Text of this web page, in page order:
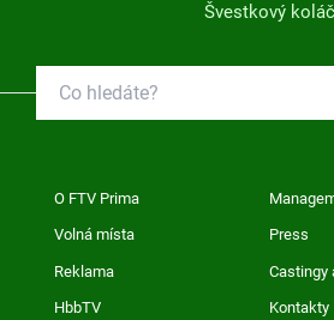
Švestkový koláč
O FTV Prima
Volná místa Press
Reklama Castingy
HbbTV Kontakty